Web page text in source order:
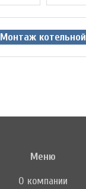
Монтаж котельной
Меню
О компании